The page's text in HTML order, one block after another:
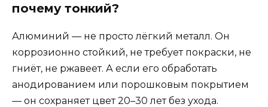
почему тонкий?
Алюминий — не просто лёгкий металл. Он
коррозионно стойкий, не требует покраски, не
гниёт, не ржавеет. А если его обработать
анодированием или порошковым покрытием
— он сохраняет цвет 20–30 лет без ухода.